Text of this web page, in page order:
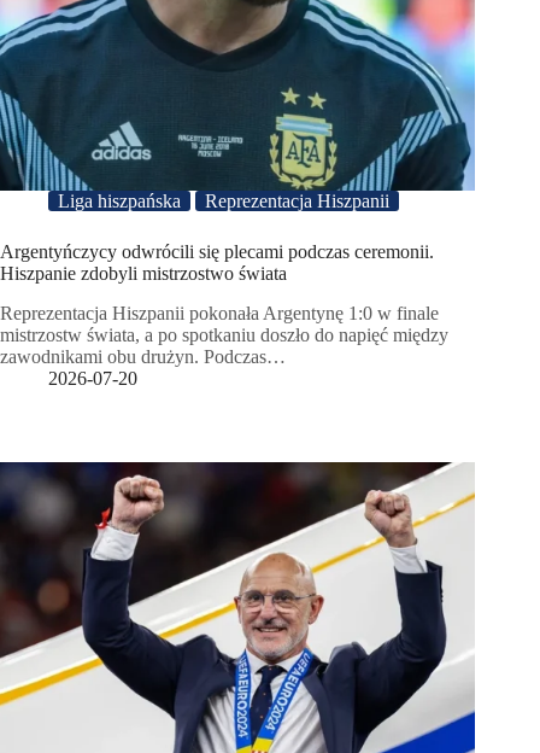
Liga hiszpańska Reprezentacja Hiszpanii
Argentyńczycy odwrócili się plecami podczas ceremonii.
Hiszpanie zdobyli mistrzostwo świata
Reprezentacja Hiszpanii pokonała Argentynę 1:0 w finale
mistrzostw świata, a po spotkaniu doszło do napięć między
zawodnikami obu drużyn. Podczas…
2026-07-20